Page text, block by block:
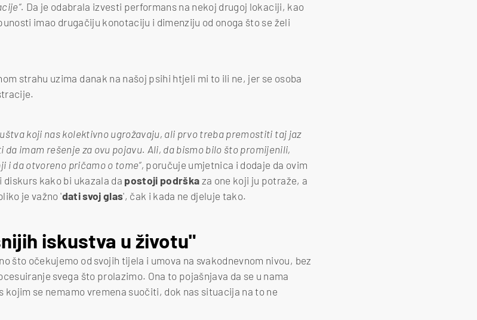
Da je odabrala izvesti performans na nekoj drugoj lokaciji, kao
imao drugačiju konotaciju i dimenziju od onoga što se želi
strahu uzima danak na našoj psihi htjeli mi to ili ne, jer se osoba
koji nas kolektivno ugrožavaju, ali prvo treba premostiti taj jaz
da imam rešenje za ovu pojavu. Ali, da bismo bilo što promijenili,
i da otvoreno pričamo o tome“, poručuje umjetnica i dodaje da ovim
kako bi ukazala da postoji podrška za one koji ju potraže, a
je važno 'dati svoj glas', čak i kada ne djeluje tako.
iskustva u životu"
što očekujemo od svojih tijela i umova na svakodnevnom nivou, bez
svega što prolazimo. Ona to pojašnjava da se u nama
se nemamo vremena suočiti, dok nas situacija na to ne